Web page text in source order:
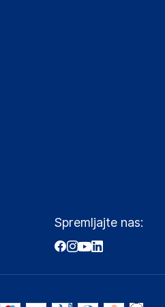
Spremljajte nas: